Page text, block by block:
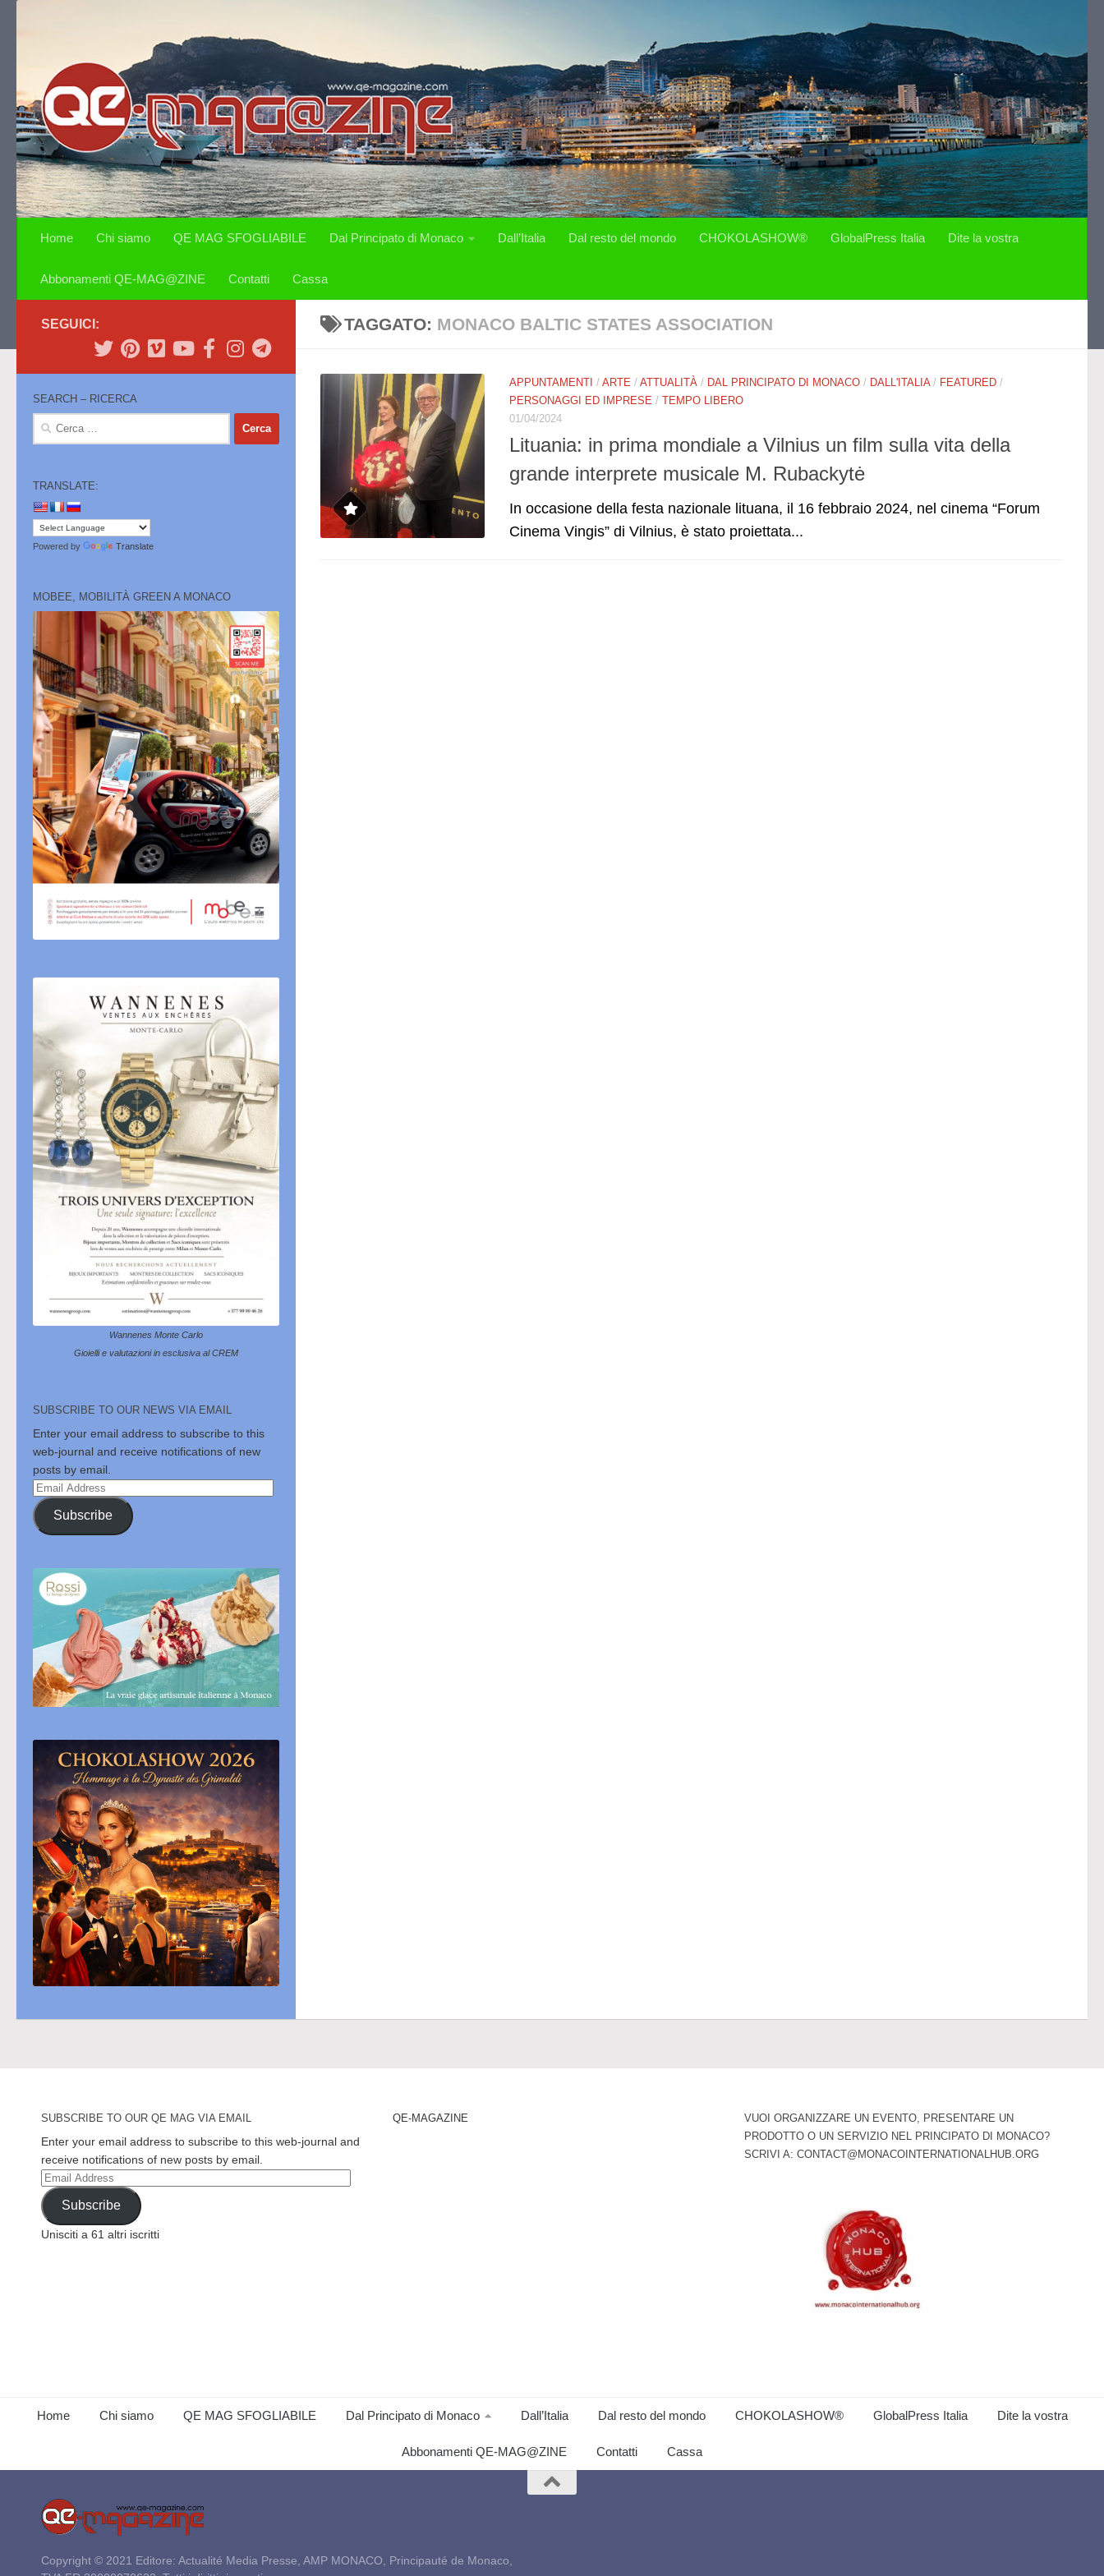
Home Chi siamo QE MAG SFOGLIABILE Dal Principato di Monaco Dall’Italia Dal resto del mondo CHOKOLASHOW® GlobalPress Italia Dite la vostra
Abbonamenti QE-MAG@ZINE Contatti Cassa
TAGGATO: MONACO BALTIC STATES ASSOCIATION
APPUNTAMENTI / ARTE / ATTUALITÀ / DAL PRINCIPATO DI MONACO / DALL'ITALIA / FEATURED /
PERSONAGGI ED IMPRESE / TEMPO LIBERO
01/04/2024
Lituania: in prima mondiale a Vilnius un film sulla vita della
grande interprete musicale M. Rubackytė
In occasione della festa nazionale lituana, il 16 febbraio 2024, nel cinema “Forum
Cinema Vingis” di Vilnius, è stato proiettata...
SEGUICI:
SEARCH – RICERCA
Ricerca
TRANSLATE:
Powered by Translate
MOBEE, MOBILITÀ GREEN A MONACO
Wannenes Monte Carlo
Gioielli e valutazioni in esclusiva al CREM
SUBSCRIBE TO OUR NEWS VIA EMAIL
Enter your email address to subscribe to this
web-journal and receive notifications of new
posts by email.
Email
Address
Subscribe
SUBSCRIBE TO OUR QE MAG VIA EMAIL
Enter your email address to subscribe to this web-journal and
receive notifications of new posts by email.
Email
Address
Subscribe
Unisciti a 61 altri iscritti
QE-MAGAZINE
VUOI ORGANIZZARE UN EVENTO, PRESENTARE UN
PRODOTTO O UN SERVIZIO NEL PRINCIPATO DI MONACO?
SCRIVI A: CONTACT@MONACOINTERNATIONALHUB.ORG
Home Chi siamo QE MAG SFOGLIABILE Dal Principato di Monaco Dall’Italia Dal resto del mondo CHOKOLASHOW® GlobalPress Italia Dite la vostra
Abbonamenti QE-MAG@ZINE Contatti Cassa
Copyright © 2021 Editore: Actualité Media Presse, AMP MONACO, Principauté de Monaco,